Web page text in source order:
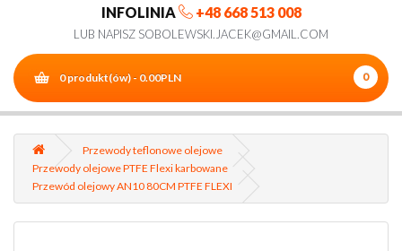
INFOLINIA +48 668 513 008
LUB NAPISZ SOBOLEWSKI.JACEK@GMAIL.COM
0 produkt(ów) - 0.00PLN 0
Przewody teflonowe olejowe
Przewody olejowe PTFE Flexi karbowane
Przewód olejowy AN10 80CM PTFE FLEXI